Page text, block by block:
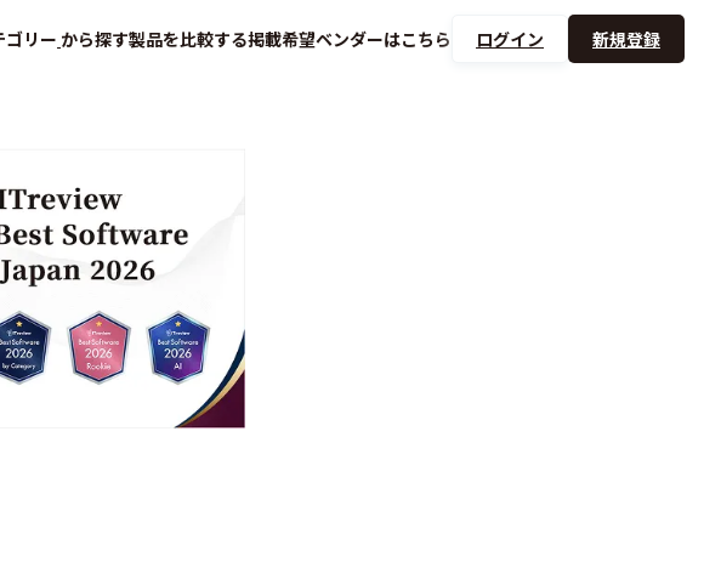
ゴリー から探す製品を比較する掲載希望ベンダーはこちら ログイン 新規登録